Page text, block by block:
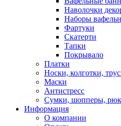
Наволочки
Наборы
Фартуки
Скатерти
Тапки
Покрывало
Платки
Носки, колготки,
Маски
Антистресс
Сумки, шопперы,
Информация
О компании